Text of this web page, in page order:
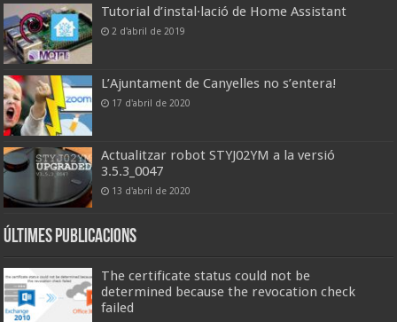
Tutorial d’instal·lació de Home Assistant
2 d'abril de 2019
L’Ajuntament de Canyelles no s’entera!
17 d'abril de 2020
Actualitzar robot STYJ02YM a la versió
3.5.3_0047
13 d'abril de 2020
Últimes publicacions
The certificate status could not be
determined because the revocation check
failed